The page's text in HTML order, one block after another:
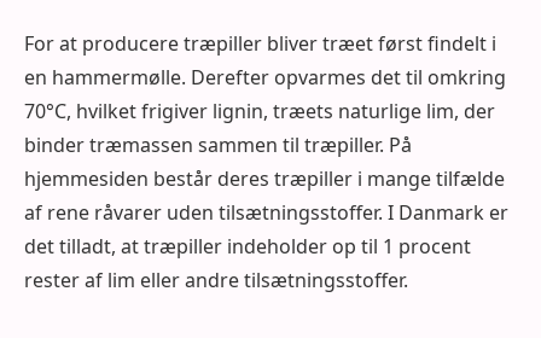
For at producere træpiller bliver træet først findelt i
en hammermølle. Derefter opvarmes det til omkring
70°C, hvilket frigiver lignin, træets naturlige lim, der
binder træmassen sammen til træpiller. På
hjemmesiden består deres træpiller i mange tilfælde
af rene råvarer uden tilsætningsstoffer. I Danmark er
det tilladt, at træpiller indeholder op til 1 procent
rester af lim eller andre tilsætningsstoffer.